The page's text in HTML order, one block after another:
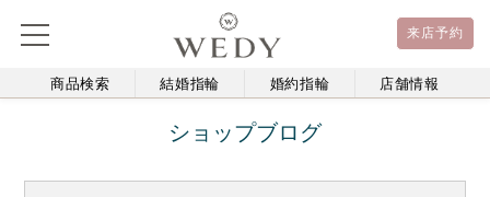
来店予約
商品検索 結婚指輪 婚約指輪 店舗情報
ショップブログ